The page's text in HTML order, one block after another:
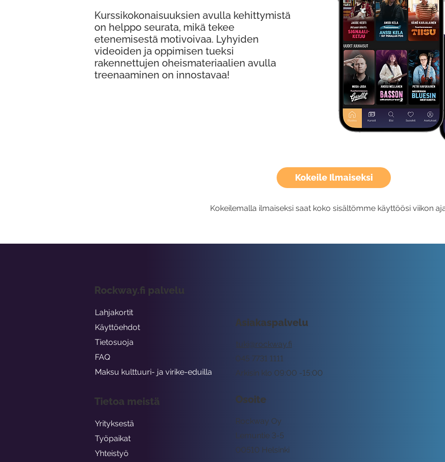
Kokeile Ilmaiseksi
Kokeilemalla ilmaiseksi saat koko sisältömme käyttöösi viikon
Kurssikokonaisuuksien avulla kehittymistä
on helppo seurata, mikä tekee
etenemisestä motivoivaa. Lyhyiden
videoiden ja oppimisen tueksi
rakennettujen oheismateriaalien avulla
treenaaminen on innostavaa!
Asiakaspalvelu
tuki@rockway.fi
Arkisin klo 09:00 -15:00
045 7731 1111
Osoite
Rockway Oy
Lemuntie 3-5
00510 Helsinki
Rockway.fi palvelu
Lahjakortit
Käyttöehdot
Tietosuoja
FAQ
Maksu kulttuuri- ja virike-eduilla
Tietoa meistä
Yrityksestä
Työpaikat
Yhteistyö